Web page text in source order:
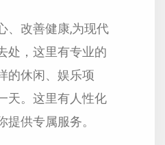
、改善健康,为现代
处，这里有专业的
的休闲、娱乐项
天。这里有人性化
提供专属服务。